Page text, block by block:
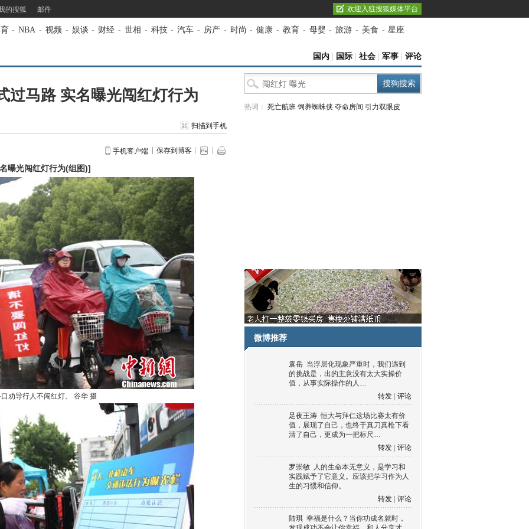
的搜狐 邮件 欢迎入驻搜狐媒体平台
- NBA - 视频 - 娱谈 - 财经 - 世相 - 科技 - 汽车 - 房产 - 时尚 - 健康 - 教育 - 母婴 - 旅游 - 美食 - 星座
国内 国际 社会 军事 评论
过马路 实名曝光闯红灯行为
扫描到手机
手机客户端 保存到博客
曝光闯红灯行为(组图)]
劝导行人不闯红灯。 谷华 摄
热词： 死亡航班 饲养蜘蛛侠 夺命房间 引力双眼皮
微博推荐
袁岳 当浮层化现象严重时，我们遇到
的挑战是，出的主意没有太大实操价
值，从事实际操作的人…
转发
评论
足夜王涛 恒大与拜仁这场比赛太有价
值，展现了自己，也终于真刀真枪下看
清了自己，更成为一把标尺…
转发
评论
罗崇敏 人的生命本无意义，是学习和
实践赋予了它意义。应该把学习作为人
生的习惯和信仰。
转发
评论
陆琪 幸福是什么？当你功成名就时，